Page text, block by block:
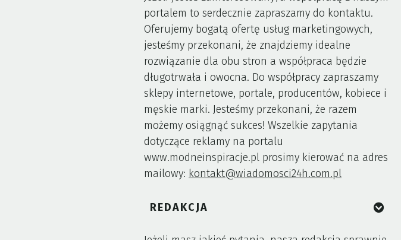
portalem to serdecznie zapraszamy do kontaktu.
Oferujemy bogatą ofertę usług marketingowych,
jesteśmy przekonani, że znajdziemy idealne
rozwiązanie dla obu stron a współpraca będzie
długotrwała i owocna. Do współpracy zapraszamy
sklepy internetowe, portale, producentów, kobiece i
męskie marki. Jesteśmy przekonani, że razem
możemy osiągnąć sukces! Wszelkie zapytania
dotyczące reklamy na portalu
www.modneinspiracje.pl prosimy kierować na adres
mailowy: kontakt@wiadomosci24h.com.pl
REDAKCJA